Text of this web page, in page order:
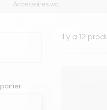
Canapés fixes 2 et 3 places
Canapés convertibles
Literie
Accessoires wc
Il y a 12